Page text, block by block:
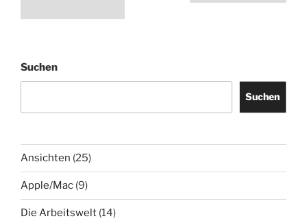
Beiträge
Suchen
Suchen
Ansichten (25)
Apple/Mac (9)
Die Arbeitswelt (14)